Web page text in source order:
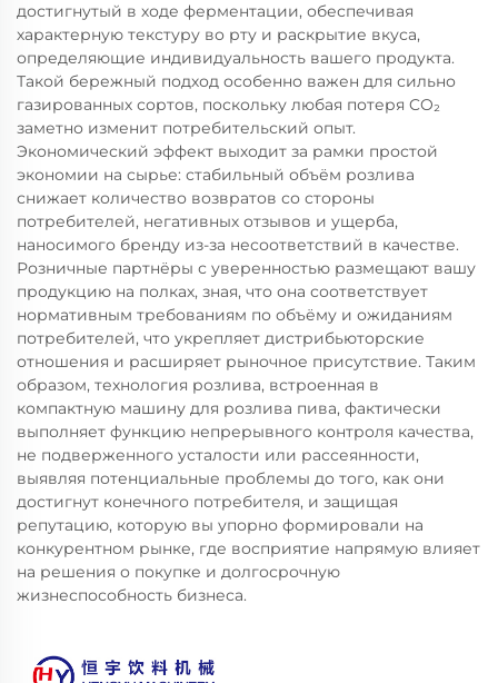
достигнутый в ходе ферментации, обеспечивая
характерную текстуру во рту и раскрытие вкуса,
определяющие индивидуальность вашего продукта.
Такой бережный подход особенно важен для сильно
газированных сортов, поскольку любая потеря CO₂
заметно изменит потребительский опыт.
Экономический эффект выходит за рамки простой
экономии на сырье: стабильный объём розлива
снижает количество возвратов со стороны
потребителей, негативных отзывов и ущерба,
наносимого бренду из-за несоответствий в качестве.
Розничные партнёры с уверенностью размещают вашу
продукцию на полках, зная, что она соответствует
нормативным требованиям по объёму и ожиданиям
потребителей, что укрепляет дистрибьюторские
отношения и расширяет рыночное присутствие. Таким
образом, технология розлива, встроенная в
компактную машину для розлива пива, фактически
выполняет функцию непрерывного контроля качества,
не подверженного усталости или рассеянности,
выявляя потенциальные проблемы до того, как они
достигнут конечного потребителя, и защищая
репутацию, которую вы упорно формировали на
конкурентном рынке, где восприятие напрямую влияет
на решения о покупке и долгосрочную
жизнеспособность бизнеса.